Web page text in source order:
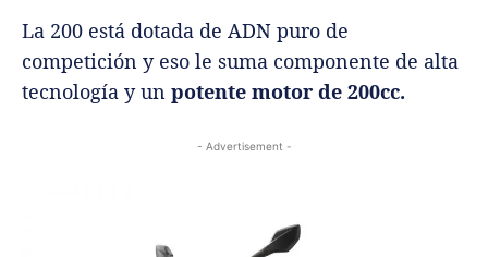
La 200 está dotada de ADN puro de
competición y eso le suma componente de alta
tecnología y un potente motor de 200cc.
- Advertisement -